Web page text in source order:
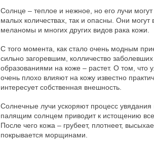
Солнце – теплое и нежное, но его лучи
малых количествах, так и опасны. Они могут
меланомы и многих других видов рака кожи.
С того момента, как стало очень модным
сильно загоревшим, колличество
образованиями на коже – растет. О том, что
очень плохо влияют на кожу известно
интересует собственная внешность.
Солнечные лучи ускоряют процесс увядания
палящим солнцем приводит к истощению
После чего кожа – грубеет, плотнеет,
покрывается морщинами.